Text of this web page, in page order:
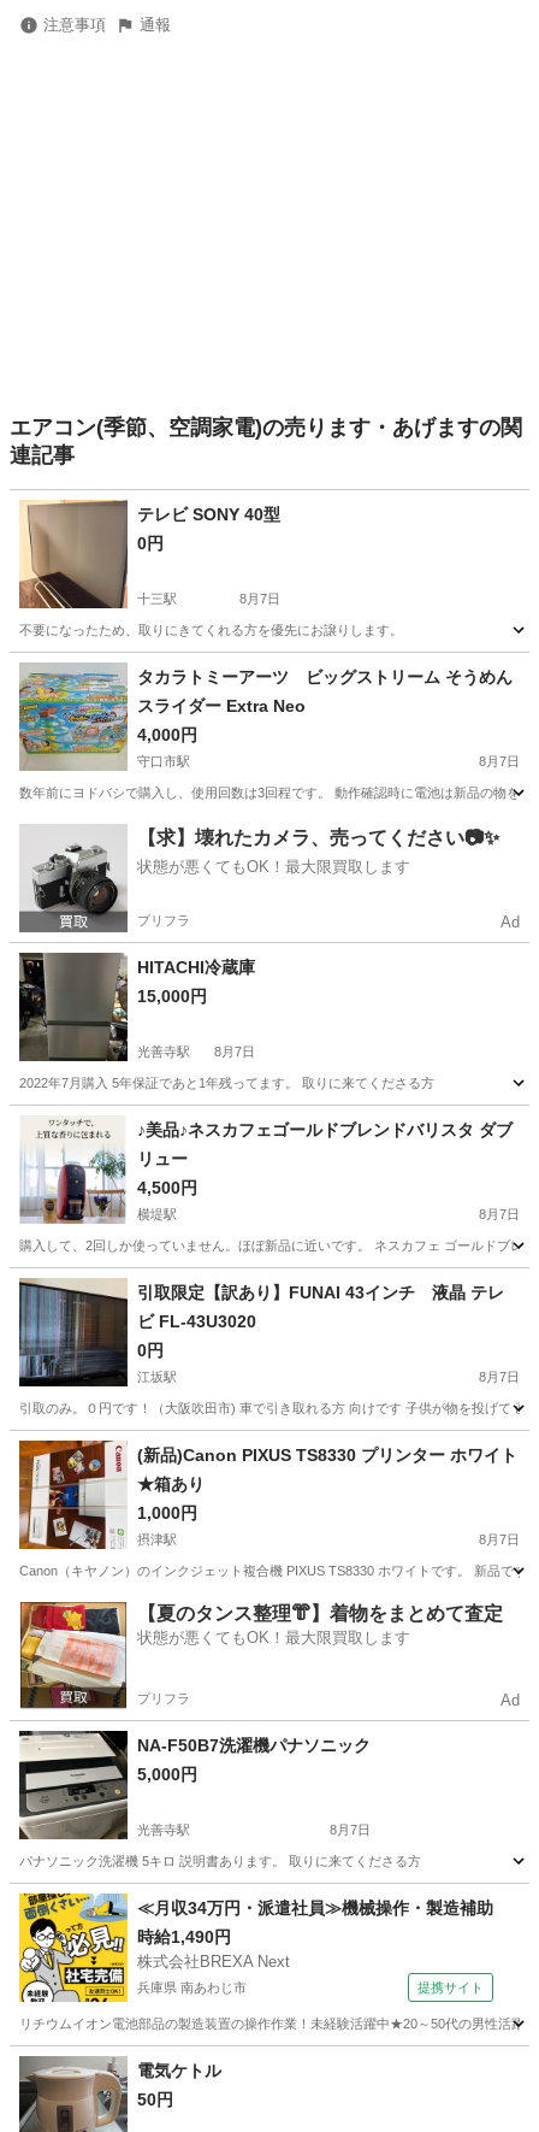
注意事項 通報
エアコン(季節、空調家電)の売ります・あげますの関
連記事
テレビ SONY 40型
0円
十三駅 8月7日
不要になったため、取りにきてくれる方を優先にお譲りします。
大阪 大阪市 十三駅 SONY
タカラトミーアーツ ビッグストリーム そうめん
スライダー Extra Neo
4,000円
守口市駅 8月7日
数年前にヨドバシで購入し、使用回数は3回程です。 動作確認時に電池は新品の物を
守口市駅 キッチン家電 タカラトミーアーツ
【求】壊れたカメラ、売ってください📷✨
状態が悪くてもOK！最大限買取します
プリフラ Ad
HITACHI冷蔵庫
15,000円
光善寺駅 8月7日
2022年7月購入 5年保証であと1年残ってます。 取りに来てくださる方
大阪 枚方市 光善寺駅 キッチン家電
♪美品♪ネスカフェゴールドブレンドバリスタ ダブ
リュー
4,500円
横堤駅 8月7日
購入して、2回しか使っていません。ほぼ新品に近いです。 ネスカフェ ゴールドブレ
大阪 大阪市 横堤駅 家電 バリスタ
引取限定【訳あり】FUNAI 43インチ 液晶 テレ
ビ FL-43U3020
0円
江坂駅 8月7日
引取のみ。０円です！（大阪吹田市) 車で引き取れる方 向けです 子供が物を投げて
大阪 吹田市 江坂駅
(新品)Canon PIXUS TS8330 プリンター ホワイト
★箱あり
1,000円
摂津駅 8月7日
Canon（キヤノン）のインクジェット複合機 PIXUS TS8330 ホワイトです。 新品です。
大阪 摂津市 摂津駅 家電
【夏のタンス整理👘】着物をまとめて査定
状態が悪くてもOK！最大限買取します
プリフラ Ad
NA-F50B7洗濯機パナソニック
5,000円
光善寺駅 8月7日
パナソニック洗濯機 5キロ 説明書あります。 取りに来てくださる方
大阪 枚方市 光善寺駅 生活家電
≪月収34万円・派遣社員≫機械操作・製造補助
時給1,490円
株式会社BREXA Next
兵庫県 南あわじ市 提携サイト
リチウムイオン電池部品の製造装置の操作作業！未経験活躍中★20～50代の男性活
兵庫 南あわじ市 その他
電気ケトル
50円